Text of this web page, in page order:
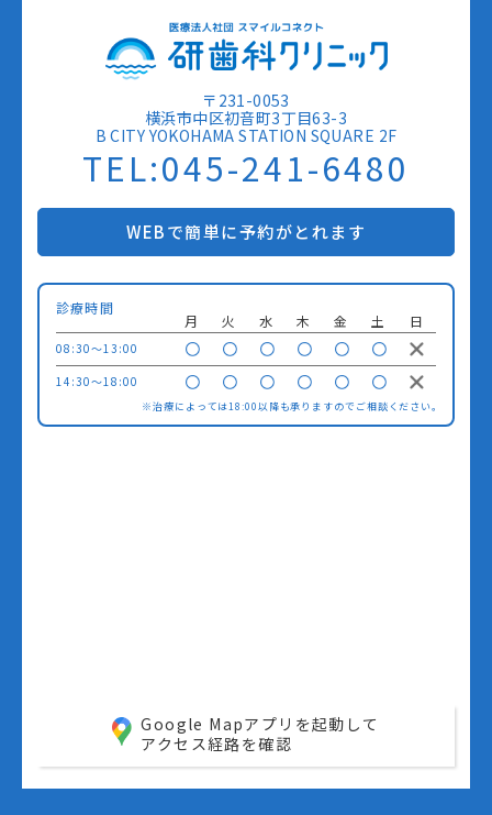
〒231-0053
横浜市中区初音町3丁目63-3
B CITY YOKOHAMA STATION SQUARE 2F
TEL:045-241-6480
WEBで簡単に予約がとれます
診療時間
月 火 水 木 金 土 日
08:30〜13:00
14:30〜18:00
※治療によっては18:00以降も承りますのでご相談ください。
Google Mapアプリを起動して
アクセス経路を確認